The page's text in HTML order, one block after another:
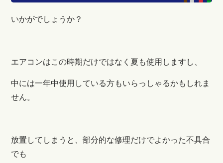
いかがでしょうか？
エアコンはこの時期だけではなく夏も使用しますし、
中には一年中使用している方もいらっしゃるかもしれま
せん。
放置してしまうと、部分的な修理だけでよかった不具合
でも